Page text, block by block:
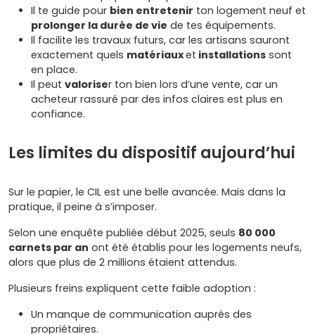
Il te guide pour bien entretenir ton logement neuf et
prolonger la durée de vie de tes équipements.
Il facilite les travaux futurs, car les artisans sauront
exactement quels matériauxet installations sont
en place.
Il peut valoriser ton bien lors d’une vente, car un
acheteur rassuré par des infos claires est plus en
confiance.
Les limites du dispositif aujourd’hui
Sur le papier, le CIL est une belle avancée. Mais dans la
pratique, il peine à s’imposer.
Selon une enquête publiée début 2025, seuls 80 000
carnets par an ont été établis pour les logements neufs,
alors que plus de 2 millions étaient attendus.
Plusieurs freins expliquent cette faible adoption :
Un manque de communication auprès des
propriétaires.